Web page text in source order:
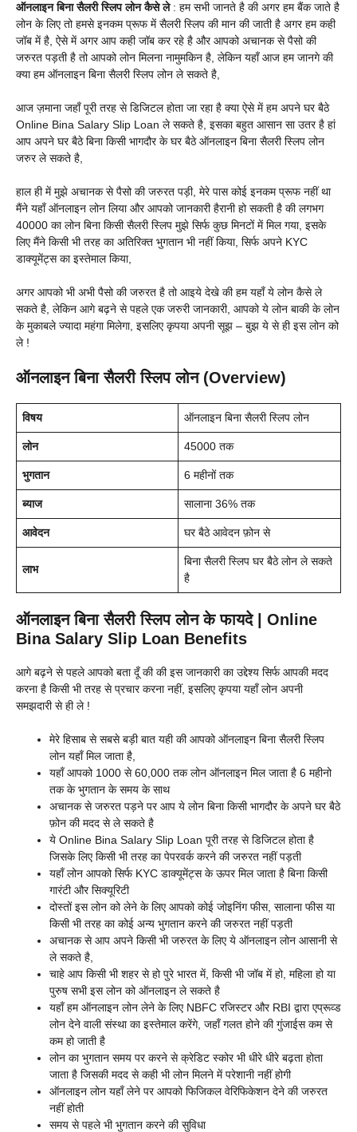
ऑनलाइन बिना सैलरी स्लिप लोन कैसे ले: हम सभी जानते है की अगर हम बैंक जाते है
लोन के लिए तो हमसे इनकम प्रूफ में सैलरी स्लिप की मान की जाती है अगर हम कही
जॉब में है, ऐसे में अगर आप कही जॉब कर रहे है और आपको अचानक से पैसो की
जरुरत पड़ती है तो आपको लोन मिलना नामुमकिन है, लेकिन यहाँ आज हम जानगे की
क्या हम ऑनलाइन बिना सैलरी स्लिप लोन ले सकते है,
आज ज़माना जहाँ पूरी तरह से डिजिटल होता जा रहा है क्या ऐसे में हम अपने घर बैठे
Online Bina Salary Slip Loan ले सकते है, इसका बहुत आसान सा उतर है हां
आप अपने घर बैठे बिना किसी भागदौर के घर बैठे ऑनलाइन बिना सैलरी स्लिप लोन
जरुर ले सकते है,
हाल ही में मुझे अचानक से पैसो की जरुरत पड़ी, मेरे पास कोई इनकम प्रूफ नहीं था
मैंने यहाँ ऑनलाइन लोन लिया और आपको जानकारी हैरानी हो सकती है की लगभग
40000 का लोन बिना किसी सैलरी स्लिप मुझे सिर्फ कुछ मिनटों में मिल गया, इसके
लिए मैंने किसी भी तरह का अतिरिक्त भुगतान भी नहीं किया, सिर्फ अपने KYC
डाक्यूमेंट्स का इस्तेमाल किया,
अगर आपको भी अभी पैसो की जरुरत है तो आइये देखे की हम यहाँ ये लोन कैसे ले
सकते है, लेकिन आगे बढ़ने से पहले एक जरुरी जानकारी, आपको ये लोन बाकी के लोन
के मुकाबले ज्यादा महंगा मिलेगा, इसलिए कृपया अपनी सूझ – बुझ ये से ही इस लोन को
ले !
ऑनलाइन बिना सैलरी स्लिप लोन (Overview)
विषय ऑनलाइन बिना सैलरी स्लिप लोन
लोन 45000 तक
भुगतान 6 महीनों तक
ब्याज सालाना 36% तक
आवेदन घर बैठे आवेदन फ़ोन से
लाभ
बिना सैलरी स्लिप घर बैठे लोन ले सकते
है
ऑनलाइन बिना सैलरी स्लिप लोन के फायदे | Online
Bina Salary Slip Loan Benefits
आगे बढ़ने से पहले आपको बता दूँ की की इस जानकारी का उद्देश्य सिर्फ आपकी मदद
करना है किसी भी तरह से प्रचार करना नहीं, इसलिए कृपया यहाँ लोन अपनी
समझदारी से ही ले !
मेरे हिसाब से सबसे बड़ी बात यही की आपको ऑनलाइन बिना सैलरी स्लिप
लोन यहाँ मिल जाता है,
यहाँ आपको 1000 से 60,000 तक लोन ऑनलाइन मिल जाता है 6 महीनो
तक के भुगतान के समय के साथ
अचानक से जरुरत पड़ने पर आप ये लोन बिना किसी भागदौर के अपने घर बैठे
फ़ोन की मदद से ले सकते है
ये Online Bina Salary Slip Loan पूरी तरह से डिजिटल होता है
जिसके लिए किसी भी तरह का पेपरवर्क करने की जरुरत नहीं पड़ती
यहाँ लोन आपको सिर्फ KYC डाक्यूमेंट्स के ऊपर मिल जाता है बिना किसी
गारंटी और सिक्यूरिटी
दोस्तों इस लोन को लेने के लिए आपको कोई जोइनिंग फीस, सालाना फीस या
किसी भी तरह का कोई अन्य भुगतान करने की जरुरत नहीं पड़ती
अचानक से आप अपने किसी भी जरुरत के लिए ये ऑनलाइन लोन आसानी से
ले सकते है,
चाहे आप किसी भी शहर से हो पुरे भारत में, किसी भी जॉब में हो, महिला हो या
पुरुष सभी इस लोन को ऑनलाइन ले सकते है
यहाँ हम ऑनलाइन लोन लेने के लिए NBFC रजिस्टर और RBI द्वारा एप्रूव्ड
लोन देने वाली संस्था का इस्तेमाल करेंगे, जहाँ गलत होने की गुंजाईस कम से
कम हो जाती है
लोन का भुगतान समय पर करने से क्रेडिट स्कोर भी धीरे धीरे बढ़ता होता
जाता है जिसकी मदद से कही भी लोन मिलने में परेशानी नहीं होगी
ऑनलाइन लोन यहाँ लेने पर आपको फिजिकल वेरिफिकेशन देने की जरुरत
नहीं होती
समय से पहले भी भुगतान करने की सुविधा